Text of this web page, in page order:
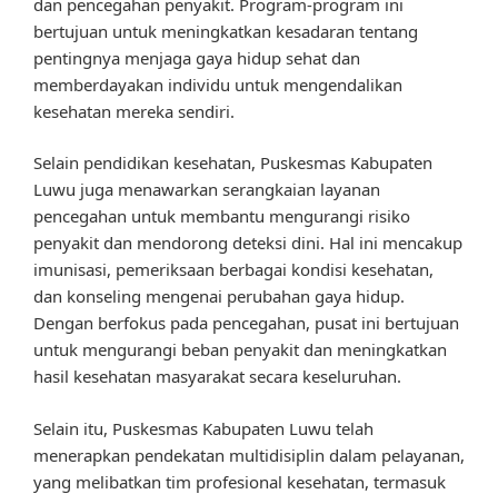
bertujuan untuk meningkatkan kesadaran tentang
pentingnya menjaga gaya hidup sehat dan
memberdayakan individu untuk mengendalikan
kesehatan mereka sendiri.
Selain pendidikan kesehatan, Puskesmas Kabupaten
Luwu juga menawarkan serangkaian layanan
pencegahan untuk membantu mengurangi risiko
penyakit dan mendorong deteksi dini. Hal ini mencakup
imunisasi, pemeriksaan berbagai kondisi kesehatan,
dan konseling mengenai perubahan gaya hidup.
Dengan berfokus pada pencegahan, pusat ini bertujuan
untuk mengurangi beban penyakit dan meningkatkan
hasil kesehatan masyarakat secara keseluruhan.
Selain itu, Puskesmas Kabupaten Luwu telah
menerapkan pendekatan multidisiplin dalam pelayanan,
yang melibatkan tim profesional kesehatan, termasuk